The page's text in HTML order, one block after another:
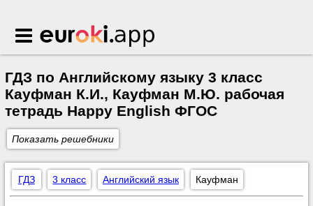
Euroki.app
ГДЗ по Английскому языку 3 класс
Кауфман К.И., Кауфман М.Ю. рабочая
тетрадь Happy English ФГОС
Показать решебники
ГДЗ 3 класс Английский язык Кауфман